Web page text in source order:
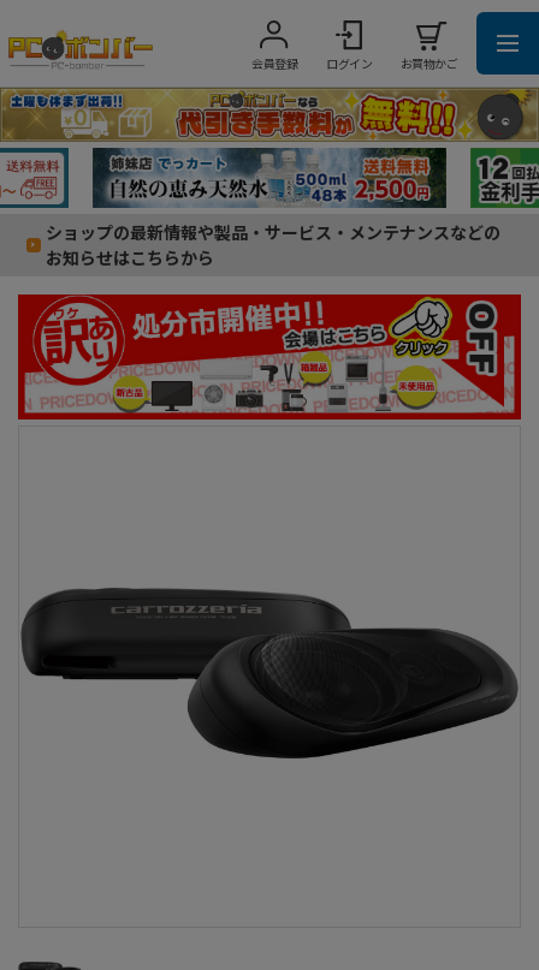
会員登録 ログイン お買物かご
ショップの最新情報や製品・サービス・メンテナンスなどの
お知らせはこちらから